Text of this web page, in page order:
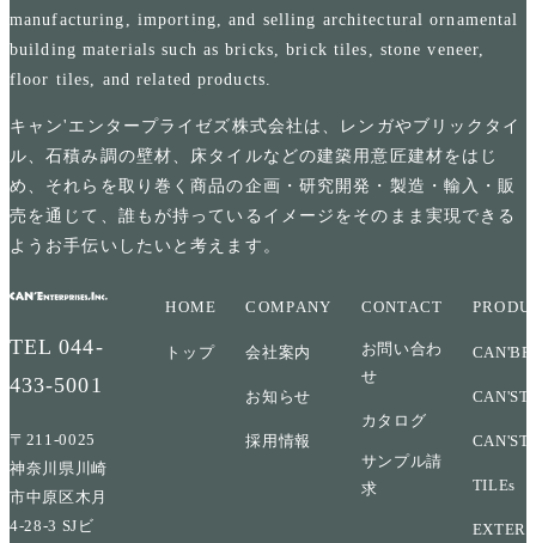
manufacturing, importing, and selling architectural ornamental
building materials such as bricks, brick tiles, stone veneer,
floor tiles, and related products.
キャン'エンタープライゼズ株式会社は、レンガやブリックタイ
ル、石積み調の壁材、床タイルなどの建築用意匠建材をはじ
め、それらを取り巻く商品の企画・研究開発・製造・輸入・販
売を通じて、誰もが持っているイメージをそのまま実現できる
ようお手伝いしたいと考えます。
TEL044-
433-5001
〒211-0025
神奈川県川崎
市中原区木月
4-28-3 SJビ
HOME
トップ
COMPANY
会社案内
お知らせ
採用情報
CONTACT
お問い合わ
せ
カタログ
サンプル請
求
TILEs